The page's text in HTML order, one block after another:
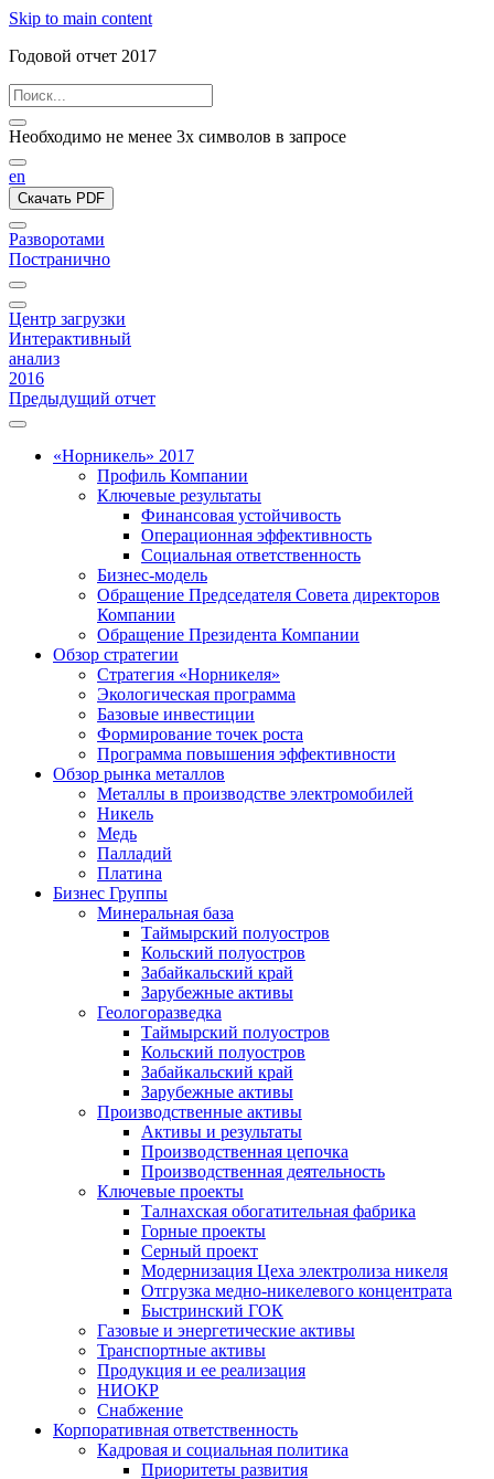
Skip to main content
Годовой отчет 2017
Необходимо не менее 3х символов в запросе
en
Скачать PDF
Разворотами
Постранично
Центр загрузки
Интерактивный
анализ
2016
Предыдущий отчет
«Норникель» 2017
Профиль Компании
Ключевые результаты
Финансовая устойчивость
Операционная эффективность
Социальная ответственность
Бизнес-модель
Обращение Председателя Совета директоров
Компании
Обращение Президента Компании
Обзор стратегии
Стратегия «Норникеля»
Экологическая программа
Базовые инвестиции
Формирование точек роста
Программа повышения эффективности
Обзор рынка металлов
Металлы в производстве электромобилей
Никель
Медь
Палладий
Платина
Бизнес Группы
Минеральная база
Таймырский полуостров
Кольский полуостров
Забайкальский край
Зарубежные активы
Геологоразведка
Таймырский полуостров
Кольский полуостров
Забайкальский край
Зарубежные активы
Производственные активы
Активы и результаты
Производственная цепочка
Производственная деятельность
Ключевые проекты
Талнахская обогатительная фабрика
Горные проекты
Серный проект
Модернизация Цеха электролиза никеля
Отгрузка медно-никелевого концентрата
Быстринский ГОК
Газовые и энергетические активы
Транспортные активы
Продукция и ее реализация
НИОКР
Снабжение
Корпоративная ответственность
Кадровая и социальная политика
Приоритеты развития